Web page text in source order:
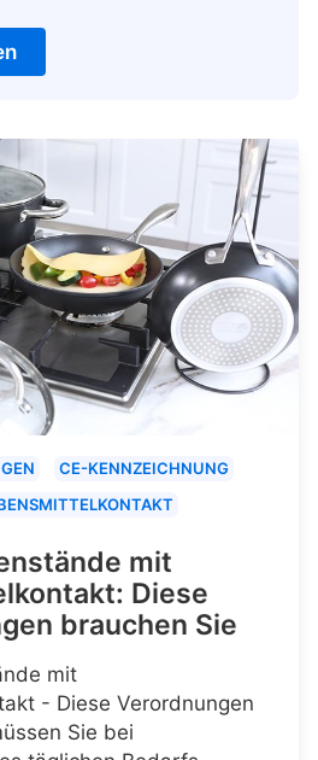
CE-KENNZEICHNUNG
mit
Diese
brauchen Sie
mit
- Diese Verordnungen
Sie bei